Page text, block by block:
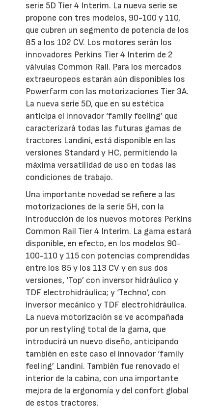
serie 5D Tier 4 Interim. La nueva serie se
propone con tres modelos, 90-100 y 110,
que cubren un segmento de potencia de los
85 a los 102 CV. Los motores serán los
innovadores Perkins Tier 4 Interim de 2
válvulas Common Rail. Para los mercados
extraeuropeos estarán aún disponibles los
Powerfarm con las motorizaciones Tier 3A.
La nueva serie 5D, que en su estética
anticipa el innovador ‘family feeling’ que
caracterizará todas las futuras gamas de
tractores Landini, está disponible en las
versiones Standard y HC, permitiendo la
máxima versatilidad de uso en todas las
condiciones de trabajo.
Una importante novedad se refiere a las
motorizaciones de la serie 5H, con la
introducción de los nuevos motores Perkins
Common Rail Tier 4 Interim. La gama estará
disponible, en efecto, en los modelos 90-
100-110 y 115 con potencias comprendidas
entre los 85 y los 113 CV y en sus dos
versiones, ‘Top’ con inversor hidráulico y
TDF electrohidráulica; y ‘Techno’, con
inversor mecánico y TDF electrohidráulica.
La nueva motorización se ve acompañada
por un restyling total de la gama, que
introducirá un nuevo diseño, anticipando
también en este caso el innovador ‘family
feeling’ Landini. También fue renovado el
interior de la cabina, con una importante
mejora de la ergonomía y del confort global
de estos tractores.